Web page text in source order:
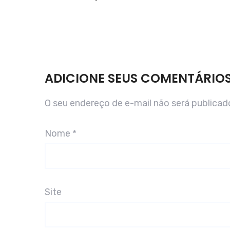
ADICIONE SEUS
O seu endereço de e-mail não será
Nome *
Site